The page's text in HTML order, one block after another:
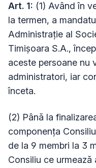
Art. 1: (1) Având în
la termen, a
Administrație al
Timișoara S.A.,
aceste persoane nu
administratori, iar
înceta.
(2) Până la
componența
de la 9 membri la 3
Consiliu ce